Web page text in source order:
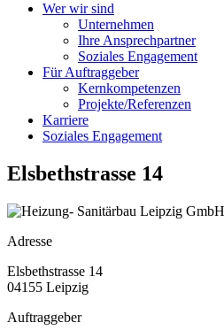
Wer wir sind
Unternehmen
Ihre Ansprechpartner
Soziales Engagement
Für Auftraggeber
Kernkompetenzen
Projekte/Referenzen
Karriere
Soziales Engagement
Elsbethstrasse 14
Adresse
Elsbethstrasse 14
04155 Leipzig
Auftraggeber